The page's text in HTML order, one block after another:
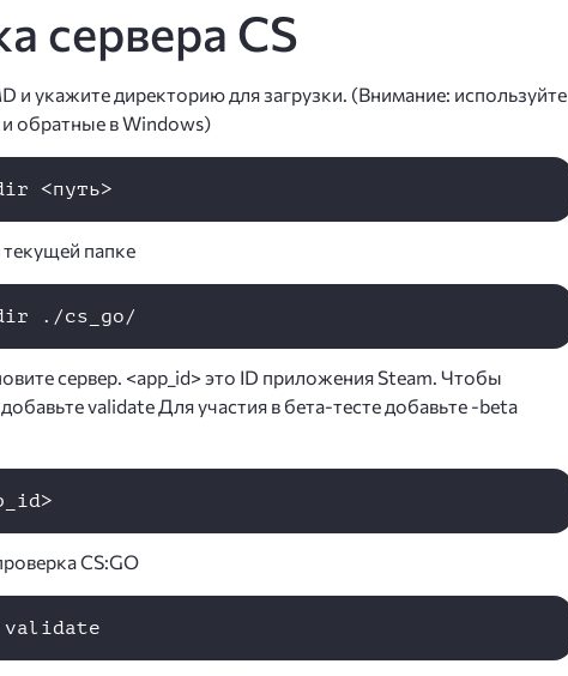
сервера CS
и укажите директорию для загрузки. (Внимание: используйте
обратные в Windows)
папке
сервер. <app_id> это ID приложения Steam. Чтобы
validate Для участия в бета-тесте добавьте -beta
CS:GO